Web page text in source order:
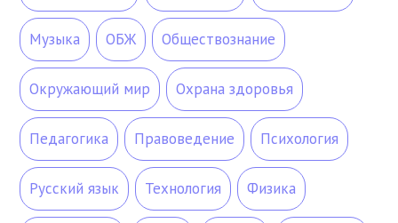
Музыка ОБЖ Обществознание
Окружающий мир Охрана здоровья
Педагогика Правоведение Психология
Русский язык Технология Физика